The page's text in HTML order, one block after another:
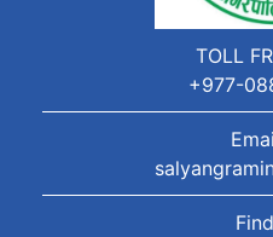
TOLL
+977-